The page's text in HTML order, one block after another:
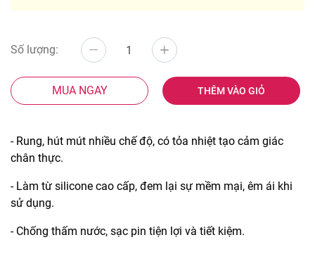
Số lượng:
MUA NGAY THÊM VÀO GIỎ
- Rung, hút mút nhiều chế độ, có tỏa nhiệt tạo cảm giác
chân thực.
- Làm từ silicone cao cấp, đem lại sự mềm mại, êm ái khi
sử dụng.
- Chống thấm nước, sạc pin tiện lợi và tiết kiệm.